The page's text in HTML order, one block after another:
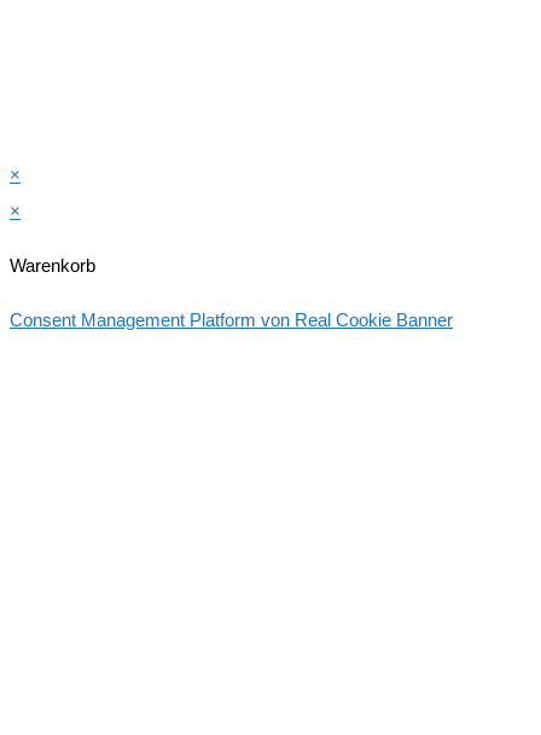
×
×
Warenkorb
Consent Management Platform von Real Cookie Banner